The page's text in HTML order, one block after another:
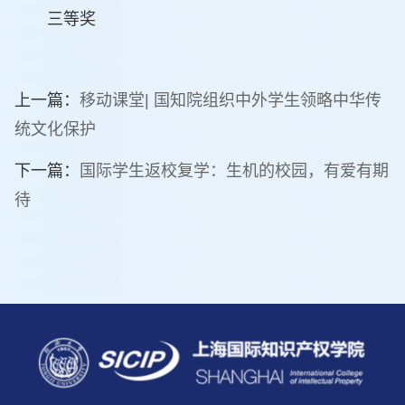
三等奖
上一篇： 移动课堂| 国知院组织中外学生领略中华传
统文化保护
下一篇：
国际学生返校复学：生机的校园，有爱有期
待